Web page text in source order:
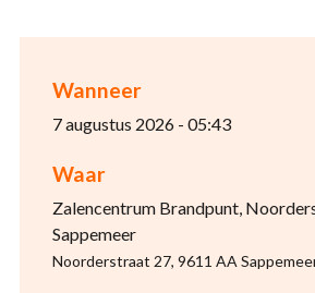
Wanneer
7 augustus 2026 - 05:43
Waar
Zalencentrum Brandpunt,
Sappemeer
Noorderstraat 27, 9611 AA